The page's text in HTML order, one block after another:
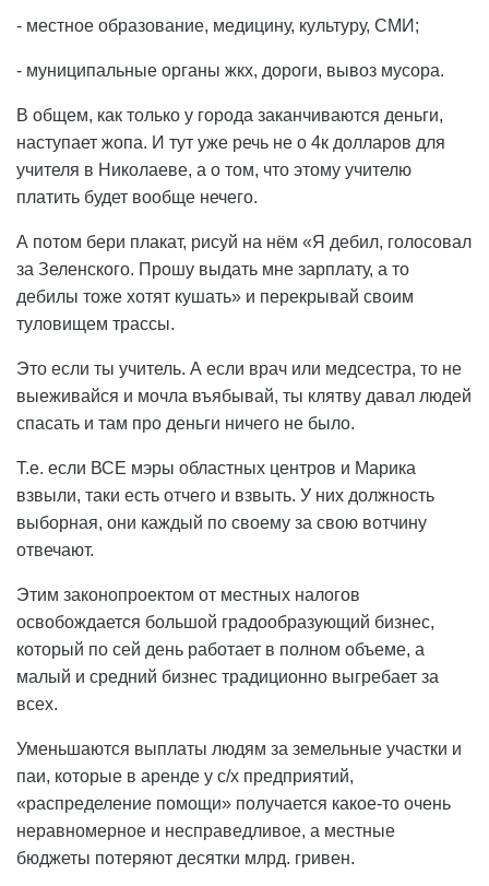
- местное образование, медицину, культуру, СМИ;
- муниципальные органы жкх, дороги, вывоз мусора.
В общем, как только у города заканчиваются деньги,
наступает жопа. И тут уже речь не о 4к долларов для
учителя в Николаеве, а о том, что этому учителю
платить будет вообще нечего.
А потом бери плакат, рисуй на нём «Я дебил, голосовал
за Зеленского. Прошу выдать мне зарплату, а то
дебилы тоже хотят кушать» и перекрывай своим
туловищем трассы.
Это если ты учитель. А если врач или медсестра, то не
выеживайся и мочла въябывай, ты клятву давал людей
спасать и там про деньги ничего не было.
Т.е. если ВСЕ мэры областных центров и Марика
взвыли, таки есть отчего и взвыть. У них должность
выборная, они каждый по своему за свою вотчину
отвечают.
Этим законопроектом от местных налогов
освобождается большой градообразующий бизнес,
который по сей день работает в полном объеме, а
малый и средний бизнес традиционно выгребает за
всех.
Уменьшаются выплаты людям за земельные участки и
паи, которые в аренде у с/х предприятий,
«распределение помощи» получается какое-то очень
неравномерное и несправедливое, а местные
бюджеты потеряют десятки млрд. гривен.